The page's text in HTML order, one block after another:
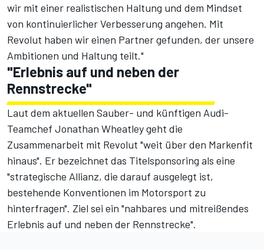
wir mit einer realistischen Haltung und dem Mindset
von kontinuierlicher Verbesserung angehen. Mit
Revolut haben wir einen Partner gefunden, der unsere
Ambitionen und Haltung teilt."
"Erlebnis auf und neben der
Rennstrecke"
Laut dem aktuellen Sauber- und künftigen Audi-
Teamchef Jonathan Wheatley geht die
Zusammenarbeit mit Revolut "weit über den Markenfit
hinaus". Er bezeichnet das Titelsponsoring als eine
"strategische Allianz, die darauf ausgelegt ist,
bestehende Konventionen im Motorsport zu
hinterfragen". Ziel sei ein "nahbares und mitreißendes
Erlebnis auf und neben der Rennstrecke".